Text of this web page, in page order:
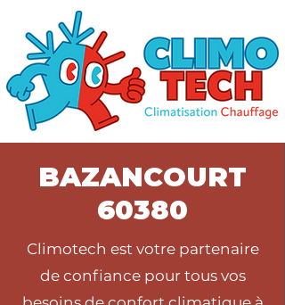
BAZANCOURT
60380
Climotech est votre partenaire
de confiance pour tous vos